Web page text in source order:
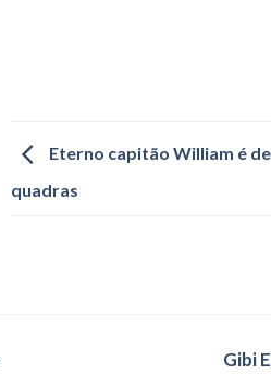
Eterno capitão William é
quadras
Gibi